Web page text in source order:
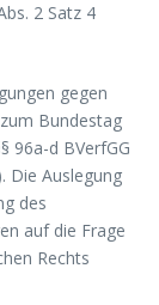
2 Satz 4
gegen
Bundestag
96a-d BVerfGG
Die Auslegung
des
auf die Frage
Rechts